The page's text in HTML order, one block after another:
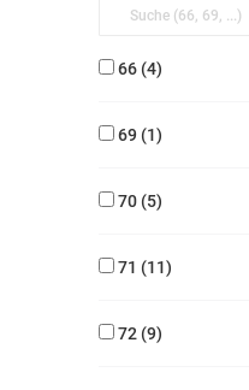
66 4
69 1
70 5
71 11
72 9